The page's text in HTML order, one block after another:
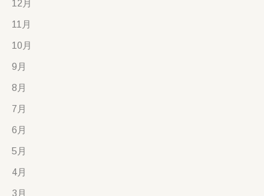
12月
11月
10月
9月
8月
7月
6月
5月
4月
3月